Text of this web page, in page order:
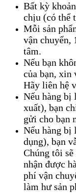
Bất kỳ
chịu (có thể
Mỗi sản
vận chuyển,
tâm.
Nếu bạn
của bạn, xin
Hãy liên hệ
Nếu hàng bị
xuất), bạn
gửi cho bạn
Nếu hàng bị
dụng), bạn
Chúng tôi
nhận được
phí vận
làm hư sản